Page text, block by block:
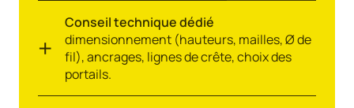
Conseil technique dédié
dimensionnement (hauteurs, mailles, Ø de
fil), ancrages, lignes de crête, choix des
portails.